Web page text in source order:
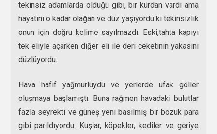
tekinsiz adamlarda olduğu gibi, bir kürdan vardı ama
hayatını o kadar olağan ve düz yaşıyordu ki tekinsizlik
onun için doğru kelime sayılmazdı. Eski,tahta kapıyı
tek eliyle açarken diğer eli ile deri ceketinin yakasını
düzlüyordu.
Hava hafif yağmurluydu ve yerlerde ufak göller
oluşmaya başlamıştı. Buna rağmen havadaki bulutlar
fazla seyrekti ve güneş yeni basılmış bir bozuk para
gibi parıldıyordu. Kuşlar, köpekler, kediler ve geriye